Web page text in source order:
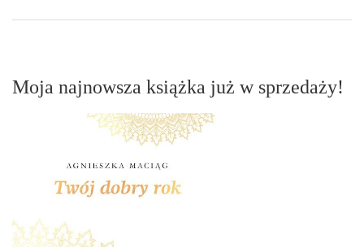
Moja najnowsza książka już w sprzedaży!